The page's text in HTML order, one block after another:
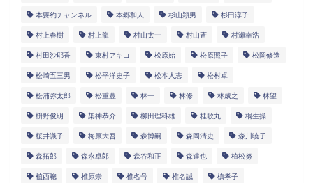
本要約チャンネル 本郷和人 杉山頴男 杉田淳子
村上春樹 村上龍 村山太一 村山斉 村瀬幸浩
村田沙耶香 東村アキコ 松原始 松原照子 松岡修造
松崎五三男 松平洋史子 松本人志 松村卓
松浦弥太郎 松重豊 林一 林修 林成之 林望
枡野俊明 架神恭介 柳田理科雄 桂歌丸 桐生操
桜井識子 梅原大吾 森博嗣 森岡清史 森川暁子
森拓郎 森永卓郎 森谷和正 森達也 植松努
植西聰 椎原崇 椎名号 椎名誠 槙孝子